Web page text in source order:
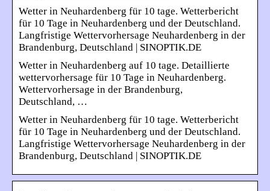
Wetter in Neuhardenberg für 10 tage. Wetterbericht
für 10 Tage in Neuhardenberg und der Deutschland.
Langfristige Wettervorhersage Neuhardenberg in der
Brandenburg, Deutschland | SINOPTIK.DE
Wetter in Neuhardenberg auf 10 tage. Detaillierte
wettervorhersage für 10 Tage in Neuhardenberg.
Wettervorhersage in der Brandenburg,
Deutschland, …
Wetter in Neuhardenberg für 10 tage. Wetterbericht
für 10 Tage in Neuhardenberg und der Deutschland.
Langfristige Wettervorhersage Neuhardenberg in der
Brandenburg, Deutschland | SINOPTIK.DE